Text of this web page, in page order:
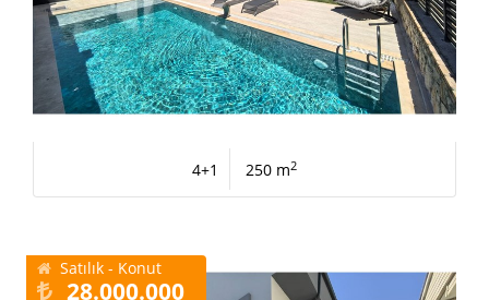
4+1 250 m2
Satılık - Konut
28.000.000